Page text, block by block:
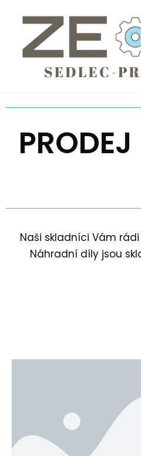
Přeskočit
na
Naši skladníci Vám
Náhradní díly jsou